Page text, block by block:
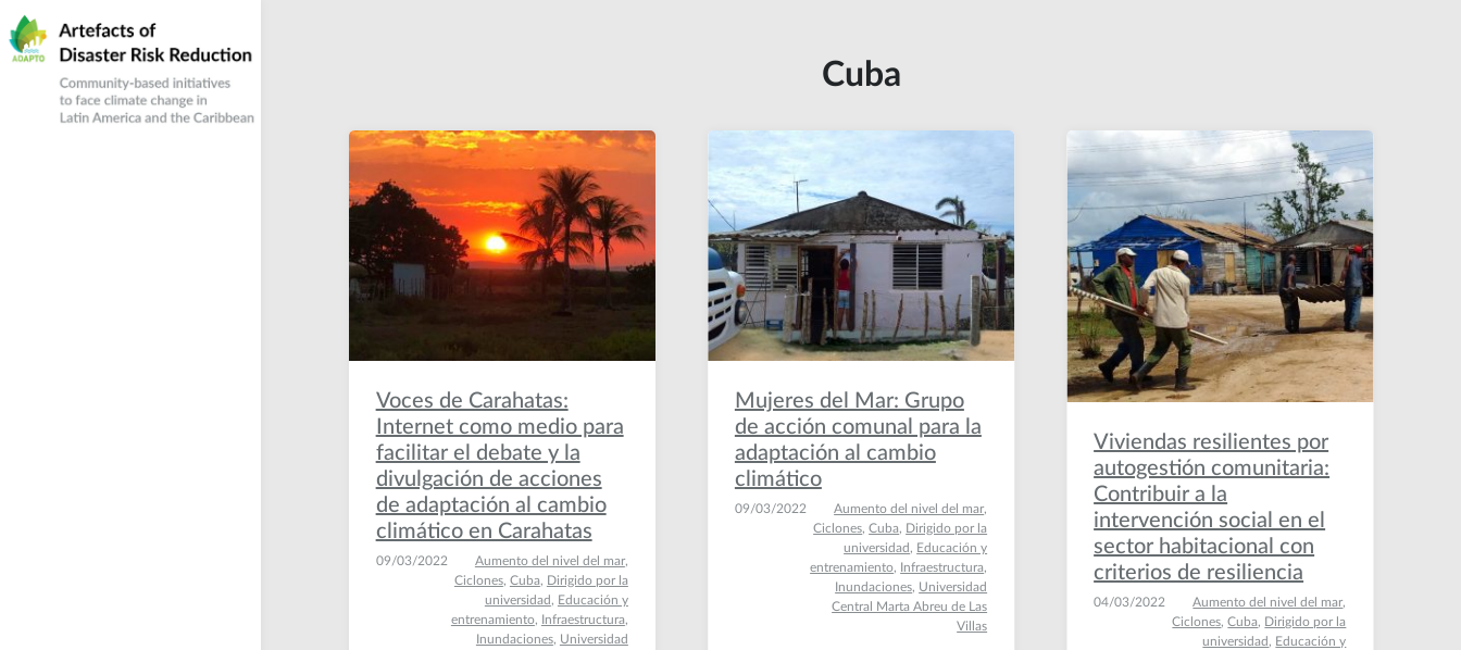
Skip
to
content
Cuba
Voces de Carahatas:
Internet como medio para
facilitar el debate y la
divulgación de acciones
de adaptación al cambio
climático en Carahatas
09/03/2022 Aumento del nivel del mar,
Ciclones, Cuba, Dirigido por la
universidad , Educación y
entrenamiento, Infraestructura,
Inundaciones, Universidad
Mujeres del Mar: Grupo
de acción comunal para la
adaptación al cambio
climático
09/03/2022 Aumento del nivel del mar,
Ciclones,Cuba, Dirigido por la
universidad , Educación y
entrenamiento, Infraestructura,
Inundaciones, Universidad
Central Marta Abreu de Las
Villas
Viviendas resilientes por
autogestión comunitaria:
Contribuir a la
intervención social en el
sector habitacional con
criterios de resiliencia
04/03/2022 Aumento del nivel del mar,
Ciclones,Cuba, Dirigido por la
universidad , Educación y